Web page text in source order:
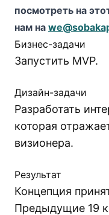
посмотреть на
нам на
Бизнес-задачи
Запустить MVP.
Дизайн-задачи
Разработать
которая
визионера.
Результат
Концепция
Предыдущие 19